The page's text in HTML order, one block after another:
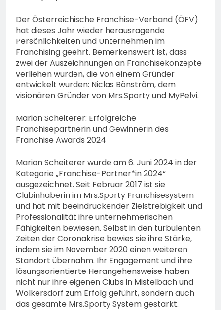
H. weiterhin vermisst –
Erneute Veröffentlichung
eines Fotos
6. August 2026
Der Österreichische Franchise-Verband (ÖFV)
hat dieses Jahr wieder herausragende
Persönlichkeiten und Unternehmen im
Franchising geehrt. Bemerkenswert ist, dass
zwei der Auszeichnungen an Franchisekonzepte
verliehen wurden, die von einem Gründer
entwickelt wurden: Niclas Bönström, dem
visionären Gründer von Mrs.Sporty und MyPelvi.
Marion Scheiterer: Erfolgreiche
Franchisepartnerin und Gewinnerin des
Franchise Awards 2024
Marion Scheiterer wurde am 6. Juni 2024 in der
Kategorie „Franchise-Partner*in 2024“
ausgezeichnet. Seit Februar 2017 ist sie
Clubinhaberin im Mrs.Sporty Franchisesystem
und hat mit beeindruckender Zielstrebigkeit und
Professionalität ihre unternehmerischen
Fähigkeiten bewiesen. Selbst in den turbulenten
Zeiten der Coronakrise bewies sie ihre Stärke,
indem sie im November 2020 einen weiteren
Standort übernahm. Ihr Engagement und ihre
lösungsorientierte Herangehensweise haben
nicht nur ihre eigenen Clubs in Mistelbach und
Wolkersdorf zum Erfolg geführt, sondern auch
das gesamte Mrs.Sporty System gestärkt.